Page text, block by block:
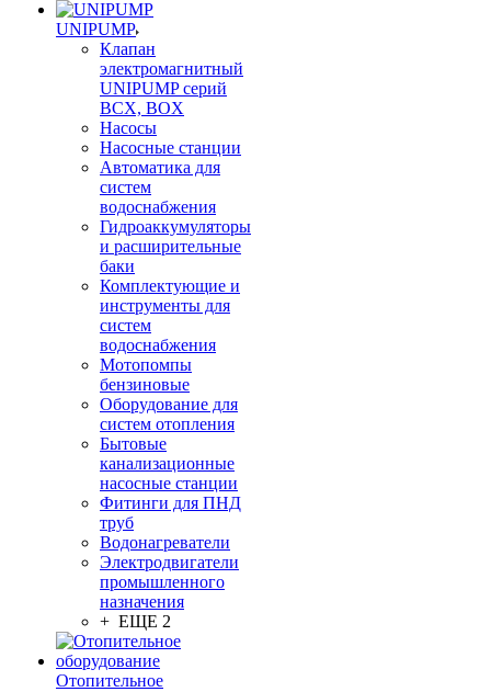
UNIPUMP
Клапан
электромагнитный
UNIPUMP серий
BCX, BOX
Насосы
Насосные станции
Автоматика для
систем
водоснабжения
Гидроаккумуляторы
и расширительные
баки
Комплектующие и
инструменты для
систем
водоснабжения
Мотопомпы
бензиновые
Оборудование для
систем отопления
Бытовые
канализационные
насосные станции
Фитинги для ПНД
труб
Водонагреватели
Электродвигатели
промышленного
назначения
+ ЕЩЕ 2
Отопительное